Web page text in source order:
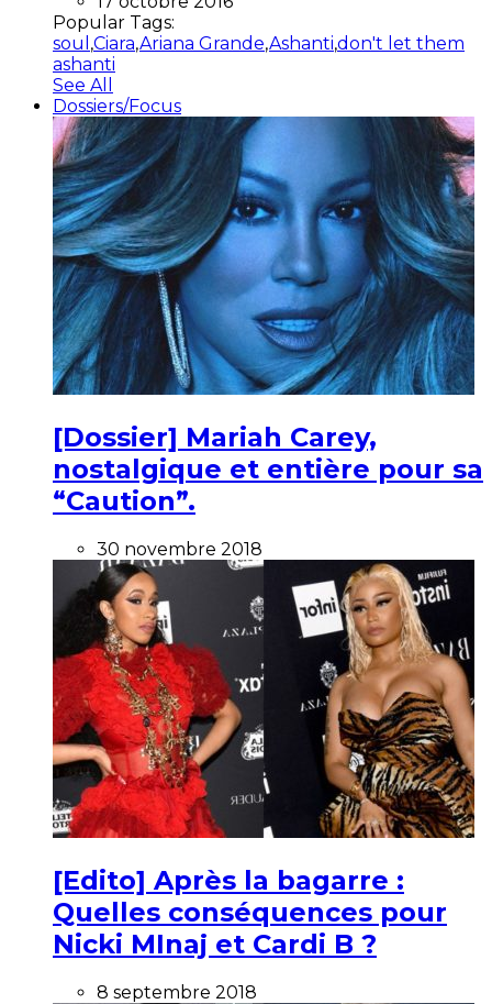
Popular Tags:
soul ,Ciara,Ariana Grande,Ashanti,don't let them
ashanti
See All
Dossiers/Focus
[Dossier] Mariah Carey,
nostalgique et entière pour sa
“Caution”.
30 novembre 2018
[Edito] Après la bagarre :
Quelles conséquences pour
Nicki MInaj et Cardi B ?
8 septembre 2018